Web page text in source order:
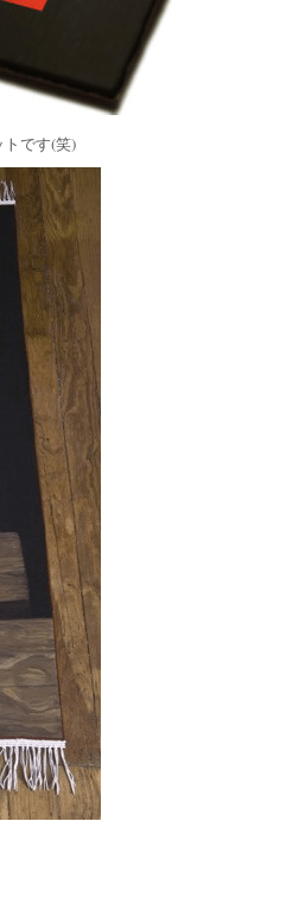
トです(笑)